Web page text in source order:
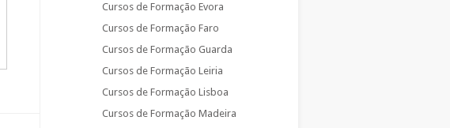
Cursos de Formação Evora
Cursos de Formação Faro
Cursos de Formação Guarda
Cursos de Formação Leiria
Cursos de Formação Lisboa
Cursos de Formação Madeira